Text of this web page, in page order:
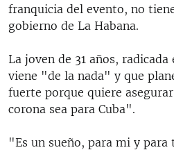
franquicia del evento, no
gobierno de La Habana.
La joven de 31 años,
viene "de la nada" y que
fuerte porque quiere
corona sea para Cuba".
"Es un sueño, para mi y para